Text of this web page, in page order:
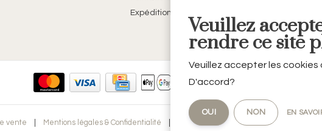
Expédition et retours
vente Mentions légales & Confidentialité Politique de confidentialité
Veuillez
rendre ce site
Veuillez accepter les cookies
D'accord?
OUI NON EN